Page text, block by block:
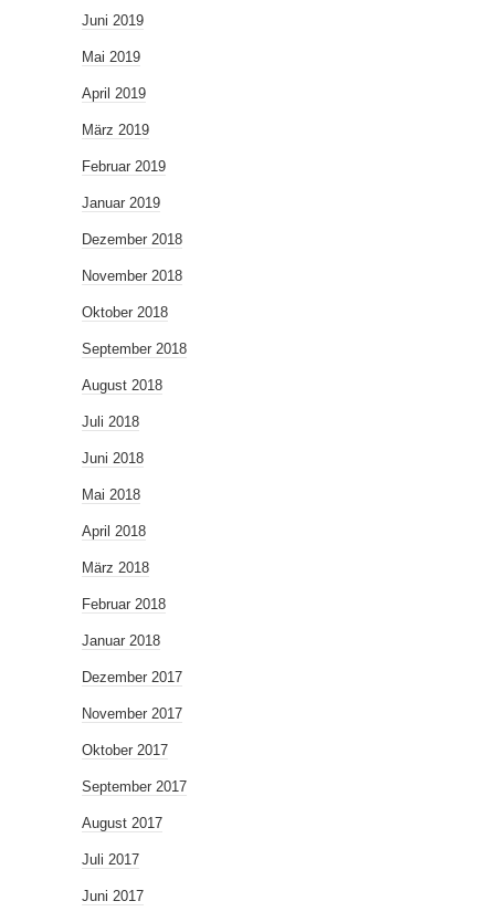
Juni 2019
Mai 2019
April 2019
März 2019
Februar 2019
Januar 2019
Dezember 2018
November 2018
Oktober 2018
September 2018
August 2018
Juli 2018
Juni 2018
Mai 2018
April 2018
März 2018
Februar 2018
Januar 2018
Dezember 2017
November 2017
Oktober 2017
September 2017
August 2017
Juli 2017
Juni 2017